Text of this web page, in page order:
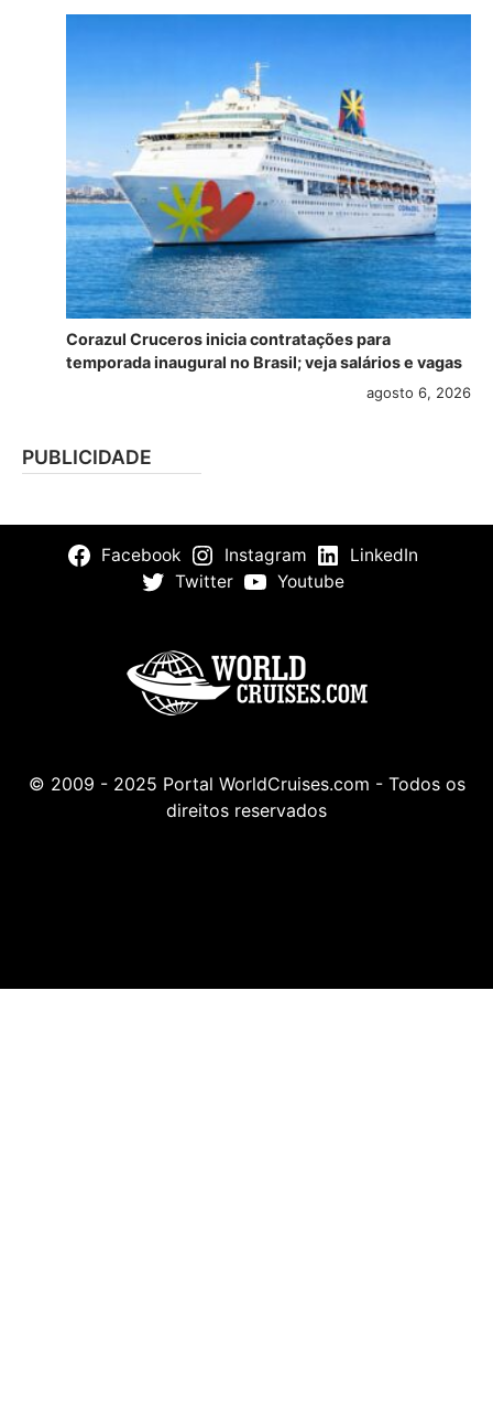
Corazul Cruceros inicia contratações para
temporada inaugural no Brasil; veja salários e vagas
agosto 6, 2026
PUBLICIDADE
Facebook Instagram
LinkedIn
Twitter
Youtube
© 2009 - 2025 Portal WorldCruises.com - Todos os
direitos reservados